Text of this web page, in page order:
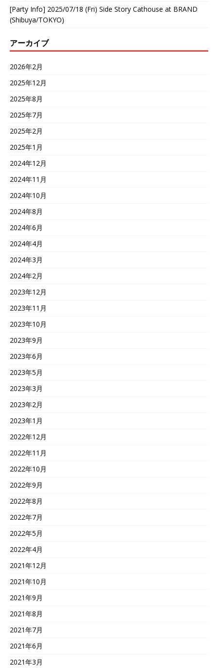
[Party Info] 2025/07/18 (Fri) Side Story Cathouse at BRAND
(Shibuya/TOKYO)
アーカイブ
2026年2月
2025年12月
2025年8月
2025年7月
2025年2月
2025年1月
2024年12月
2024年11月
2024年10月
2024年8月
2024年6月
2024年4月
2024年3月
2024年2月
2023年12月
2023年11月
2023年10月
2023年9月
2023年6月
2023年5月
2023年3月
2023年2月
2023年1月
2022年12月
2022年11月
2022年10月
2022年9月
2022年8月
2022年7月
2022年5月
2022年4月
2021年12月
2021年10月
2021年9月
2021年8月
2021年7月
2021年6月
2021年3月